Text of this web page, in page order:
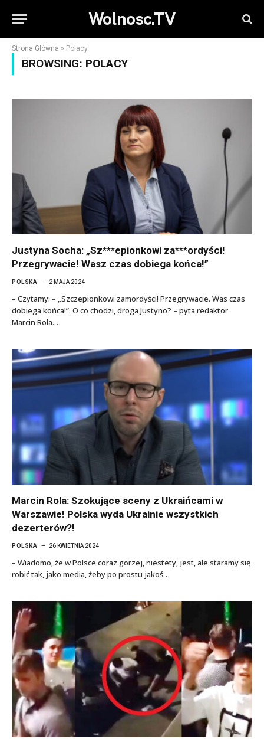
Wolnosc.TV
Strona Główna » Polacy
BROWSING: POLACY
Justyna Socha: „Sz***epionkowi za***ordyści!
Przegrywacie! Wasz czas dobiega końca!”
POLSKA 2 MAJA 2024
– Czytamy: – „Szczepionkowi zamordyści! Przegrywacie. Was czas
dobiega końca!”. O co chodzi, droga Justyno? – pyta redaktor
Marcin Rola.…
Marcin Rola: Szokujące sceny z Ukraińcami w
Warszawie! Polska wyda Ukrainie wszystkich
dezerterów?!
POLSKA 26 KWIETNIA 2024
– Wiadomo, że w Polsce coraz gorzej, niestety, jest, ale staramy się
robić tak, jako media, żeby po prostu jakoś…